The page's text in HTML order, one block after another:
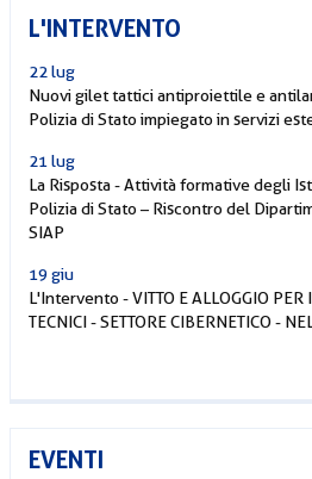
L'INTERVENTO
22 lug
Nuovi gilet tattici antiproiettile e
Polizia di Stato impiegato in servizi
21 lug
La Risposta - Attività formative degli
Polizia di Stato – Riscontro del
SIAP
19 giu
L'Intervento - VITTO E ALLOGGIO PER
TECNICI - SETTORE CIBERNETICO -
EVENTI